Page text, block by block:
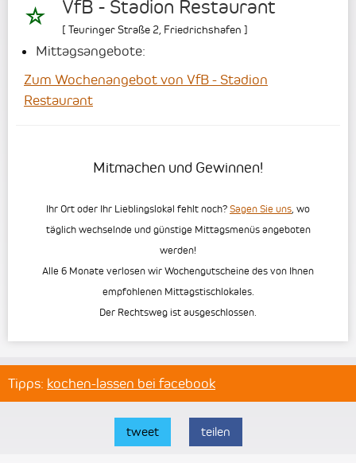
VfB - Stadion Restaurant
[ Teuringer Straße 2 Friedrichshafen ]
Mittagsangebote:
Zum Wochenangebot von VfB - Stadion
Restaurant
Mitmachen und Gewinnen!
Ihr Ort oder Ihr Lieblingslokal fehlt noch? Sagen Sie uns , wo
täglich wechselnde und günstige Mittagsmenüs angeboten
werden!
Alle 6 Monate verlosen wir Wochengutscheine des von Ihnen
empfohlenen Mittagstischlokales.
Der Rechtsweg ist ausgeschlossen.
Tipps: kochen-lassen bei facebook
tweet teilen